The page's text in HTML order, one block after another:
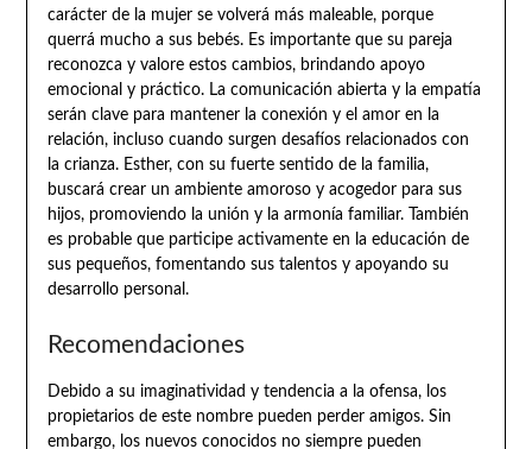
carácter de la mujer se volverá más maleable, porque
querrá mucho a sus bebés. Es importante que su pareja
reconozca y valore estos cambios, brindando apoyo
emocional y práctico. La comunicación abierta y la empatía
serán clave para mantener la conexión y el amor en la
relación, incluso cuando surgen desafíos relacionados con
la crianza. Esther, con su fuerte sentido de la familia,
buscará crear un ambiente amoroso y acogedor para sus
hijos, promoviendo la unión y la armonía familiar. También
es probable que participe activamente en la educación de
sus pequeños, fomentando sus talentos y apoyando su
desarrollo personal.
Recomendaciones
Debido a su imaginatividad y tendencia a la ofensa, los
propietarios de este nombre pueden perder amigos. Sin
embargo, los nuevos conocidos no siempre pueden